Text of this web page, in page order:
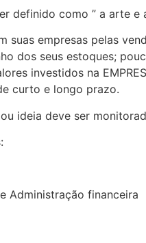
definido como ” a arte
suas empresas pelas
dos seus estoques;
investidos na
curto e longo prazo.
ideia deve ser
Administração financeira